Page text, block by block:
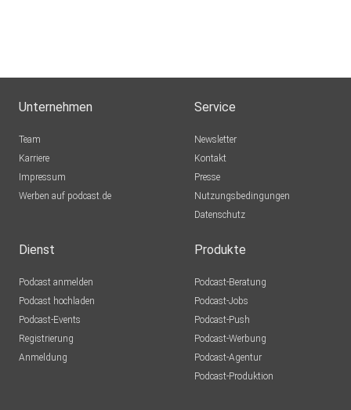
Unternehmen
Team
Karriere
Impressum
Werben auf podcast.de
Service
Newsletter
Kontakt
Presse
Nutzungsbedingungen
Datenschutz
Dienst
Podcast anmelden
Podcast hochladen
Podcast-Events
Registrierung
Anmeldung
Produkte
Podcast-Beratung
Podcast-Jobs
Podcast-Push
Podcast-Werbung
Podcast-Agentur
Podcast-Produktion